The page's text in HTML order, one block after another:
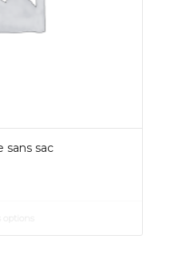
sans sac